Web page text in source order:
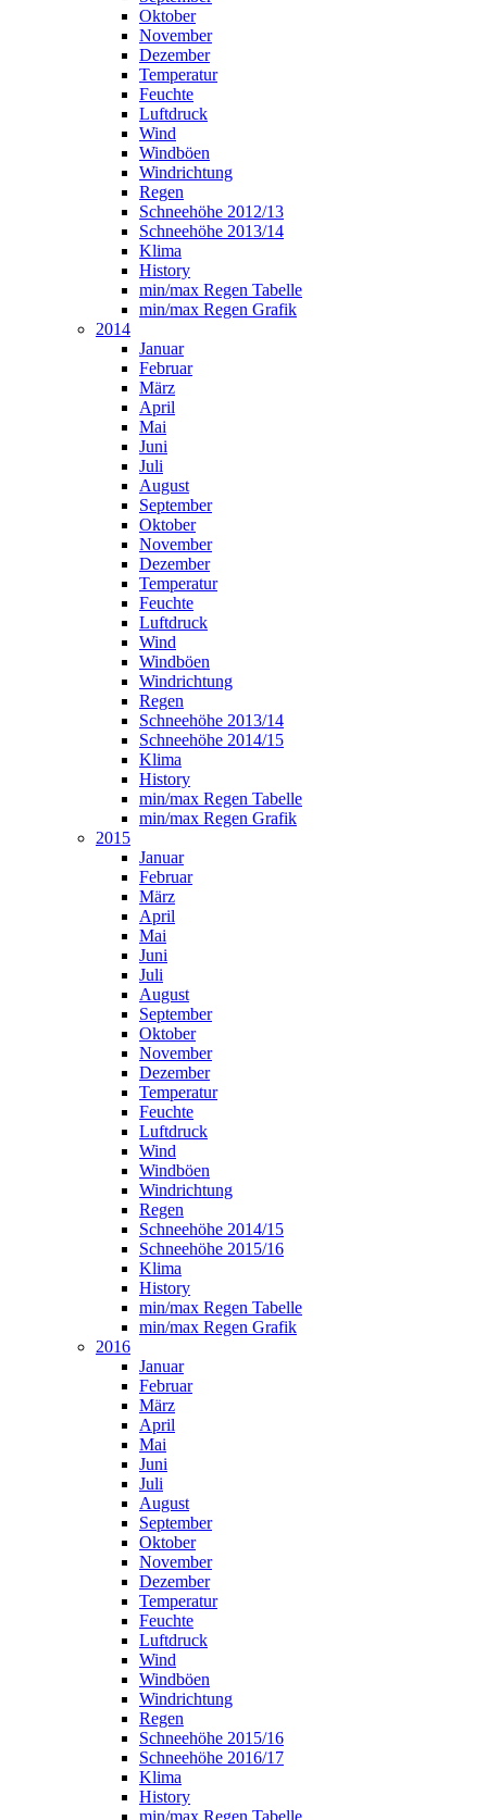
Oktober
November
Dezember
Temperatur
Feuchte
Luftdruck
Wind
Windböen
Windrichtung
Regen
Schneehöhe 2012/13
Schneehöhe 2013/14
Klima
History
min/max Regen Tabelle
min/max Regen Grafik
2014
Januar
Februar
März
April
Mai
Juni
Juli
August
September
Oktober
November
Dezember
Temperatur
Feuchte
Luftdruck
Wind
Windböen
Windrichtung
Regen
Schneehöhe 2013/14
Schneehöhe 2014/15
Klima
History
min/max Regen Tabelle
min/max Regen Grafik
2015
Januar
Februar
März
April
Mai
Juni
Juli
August
September
Oktober
November
Dezember
Temperatur
Feuchte
Luftdruck
Wind
Windböen
Windrichtung
Regen
Schneehöhe 2014/15
Schneehöhe 2015/16
Klima
History
min/max Regen Tabelle
min/max Regen Grafik
2016
Januar
Februar
März
April
Mai
Juni
Juli
August
September
Oktober
November
Dezember
Temperatur
Feuchte
Luftdruck
Wind
Windböen
Windrichtung
Regen
Schneehöhe 2015/16
Schneehöhe 2016/17
Klima
History
min/max Regen Tabelle